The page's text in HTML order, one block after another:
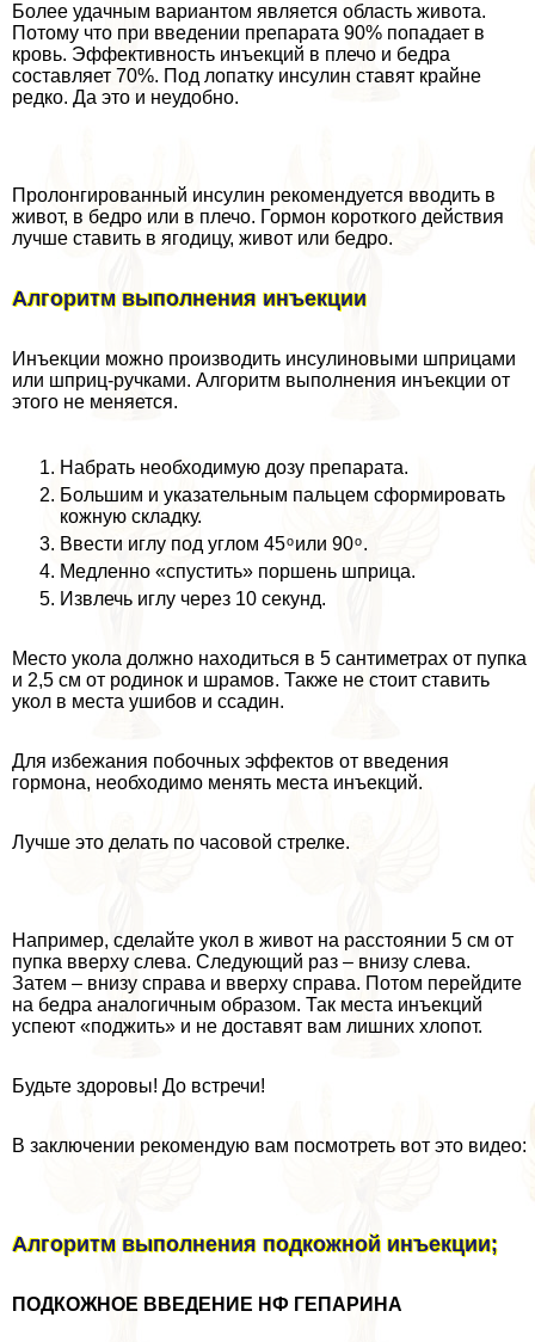
Более удачным вариантом является область живота.
Потому что при введении препарата 90% попадает в
кровь. Эффективность инъекций в плечо и бедра
составляет 70%. Под лопатку инсулин ставят крайне
редко. Да это и неудобно.
Пролонгированный инсулин рекомендуется вводить в
живот, в бедро или в плечо. Гормон короткого действия
лучше ставить в ягoдицу, живот или бедро.
Алгоритм выполнения инъекции
Инъекции можно производить инсулиновыми шприцами
или шприц-ручками. Алгоритм выполнения инъекции от
этого не меняется.
Набрать необходимую дозу препарата.
Большим и указательным пальцем сформировать
кожную складку.
Ввести иглу под углом 45 ͦ или 90 ͦ .
Медленно «спустить» поршень шприца.
Извлечь иглу через 10 секунд.
Место укола должно находиться в 5 сантиметрах от пупка
и 2,5 см от родинок и шрамов. Также не стоит ставить
укол в места ушибов и ссадин.
Для избежания побочных эффектов от введения
гормона, необходимо менять места инъекций.
Лучше это делать по часовой стрелке.
Например, сделайте укол в живот на расстоянии 5 см от
пупка вверху слева. Следующий раз – внизу слева.
Затем – внизу справа и вверху справа. Потом перейдите
на бедра аналогичным образом. Так места инъекций
успеют «поджить» и не доставят вам лишних хлопот.
Будьте здоровы! До встречи!
В заключении рекомендую вам посмотреть вот это видео:
Алгоритм выполнения подкожной инъекции;
ПОДКОЖНОЕ ВВЕДЕНИЕ НФ ГЕПАРИНА